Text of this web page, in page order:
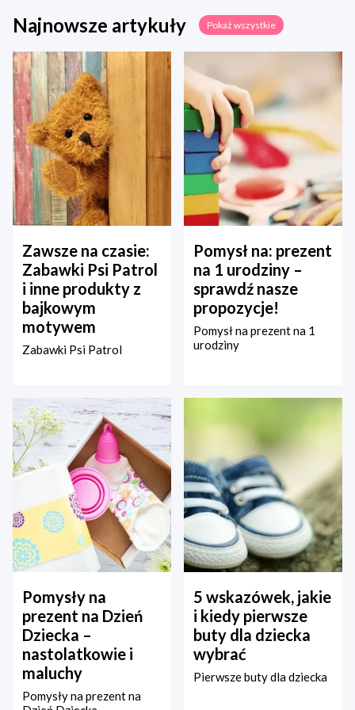
Najnowsze artykuły Pokaż wszystkie
Zawsze na czasie:
Zabawki Psi Patrol
i inne produkty z
bajkowym
motywem
Zabawki Psi Patrol
Pomysł na: prezent
na 1 urodziny –
sprawdź nasze
propozycje!
Pomysł na prezent na 1
urodziny
Pomysły na
prezent na Dzień
Dziecka –
nastolatkowie i
maluchy
Pomysły na prezent na
5 wskazówek, jakie
i kiedy pierwsze
buty dla dziecka
wybrać
Pierwsze buty dla dziecka